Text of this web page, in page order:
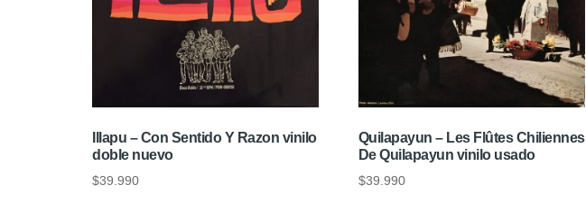
Illapu ‎– Con Sentido Y Razon vinilo
doble nuevo
$39.990
Quilapayun – Les Flûtes Chiliennes
De Quilapayun vinilo usado
$39.990